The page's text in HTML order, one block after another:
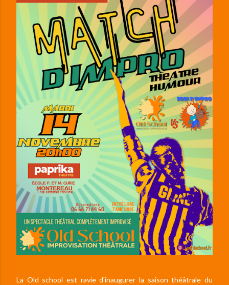
La Old school est ravie d'inaugurer la saison théâtrale du